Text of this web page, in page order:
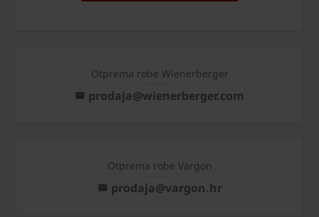
Otprema robe Wienerberger
prodaja@wienerberger.com
Otprema robe Vargon
prodaja@vargon.hr